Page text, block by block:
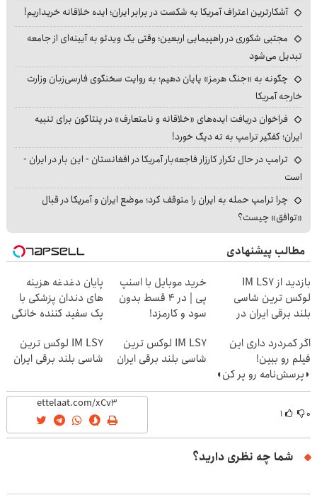
آشکارترین اعتراف آمریکا به شکست در برابر ایران؛ ایده خلاقانه خریداریم!
مجتبی شکوری در راهپیمایی اربعین؛ وقتی یک ویدئو به آیینه‌ای از جامعه
تبدیل می‌شود
چگونه به «جنگ هرمز» پایان دهیم؛ به روایت سخنگوی فارسی‌زبان وزارت
خارجه آمریکا
فراخوان دریافت ایده‌های «خلاقانه و نامتعارف» در پنتاگون برای تنبیه
ایران؛ کفگیر ترامپ به ته دیگ خورد!
ترامپ در حال تکرار کارزار فاجعه‌بار آمریکا در افغانستان - این بار در ایران -
است
چرا ترامپ حمله به ایران را متوقف کرد؛ موضع ایران و آمریکا در قبال
«توافق» چیست؟
مطالب پیشنهادی
بازدید از IM LS7
لوکس ترین شاسی
بلند برقی ایران در
خرید موبایل با اسنپ
پی | در ۴ قسط بدون
سود و کارمزد!
پایان دغدغه هزینه
های دندان پزشکی با
پک سفید کننده خانگی
اگر کمردرد داری این
فیلم رو ببین!
◗پرسش‌نامه رو پر کن◖
IM LS7 لوکس ترین
شاسی بلند برقی ایران
IM LS7 لوکس ترین
شاسی بلند برقی ایران
۰ ۱
شما چه نظری دارید؟